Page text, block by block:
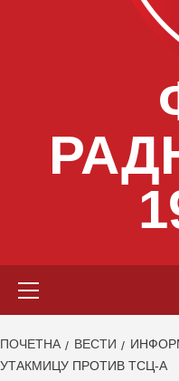
ПОЧЕТНА ВЕСТИ
УТАКМИЦУ ПРОТИВ ТСЦ-А